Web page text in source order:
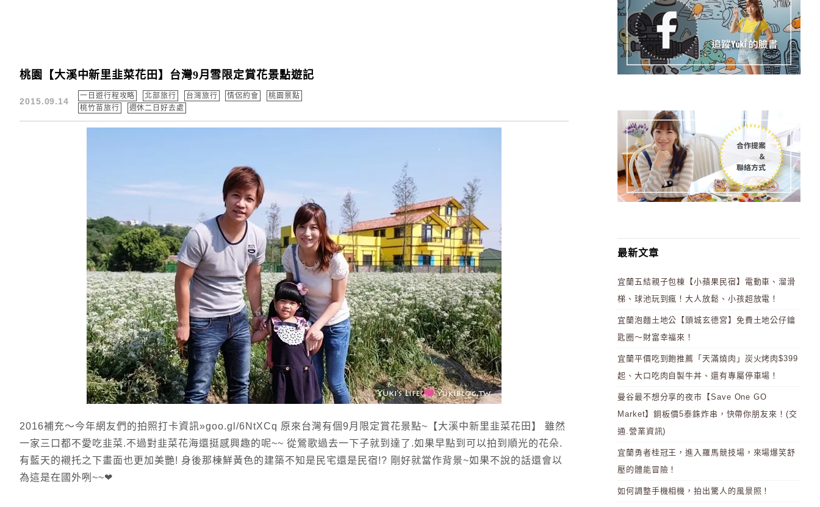
桃園【大溪中新里韭菜花田】台灣9月雪限定賞花景點遊記
2015.09.14
一日遊行程攻略 北部旅行 台灣旅行 情侶約會
桃園景點
桃竹苗旅行
週休二日好去處
2016補充～今年網友們的拍照打卡資訊»goo.gl/6NtXCq 原來台灣有個9月限定賞花景點~【大溪中新里韭菜花田】 雖然
一家三口都不愛吃韭菜.不過對韭菜花海還挺感興趣的呢~~ 從鶯歌過去一下子就到達了.如果早點到可以拍到順光的花朵.
有藍天的襯托之下畫面也更加美艷! 身後那棟鮮黃色的建築不知是民宅還是民宿!? 剛好就當作背景~如果不說的話還會以
為這是在國外咧~~❤
最新文章
宜蘭五結親子包棟【小蘋果民宿】電動車、溜滑
梯、球池玩到瘋！大人放鬆、小孩超放電！
宜蘭泡麵土地公【頭城玄德宮】免費土地公仔鑰
匙圈～財富幸福來！
宜蘭平價吃到飽推薦「天滿燒肉」炭火烤肉$399
起、大口吃肉自製牛丼、還有專屬停車場！
曼谷最不想分享的夜市【Save One GO
Market】銅板價5泰銖炸串，快帶你朋友來！(交
通.營業資訊)
宜蘭勇者桂冠王，進入羅馬競技場，來場爆笑舒
壓的體能冒險！
如何調整手機相機，拍出驚人的風景照！